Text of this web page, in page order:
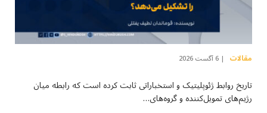
مقالات 6 آگست 2026
تاریخ روابط ژئوپلیتیک و استخباراتی ثابت کرده است که رابطه میان
رژیم‌های تمویل‌کننده و گروه‌های…